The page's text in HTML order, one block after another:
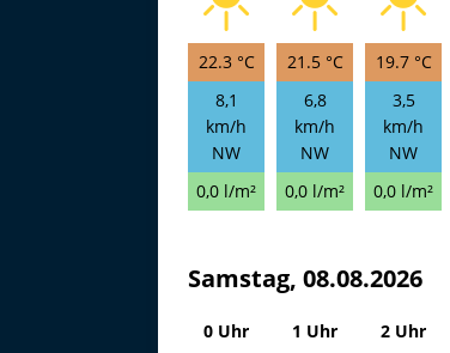
22.3 °C
8,1
km/h
NW
0,0 l/m²
21.5 °C
6,8
km/h
NW
0,0 l/m²
19.7 °C
3,5
km/h
NW
0,0 l/m²
Samstag, 08.08.2026
0 Uhr 1 Uhr 2 Uhr